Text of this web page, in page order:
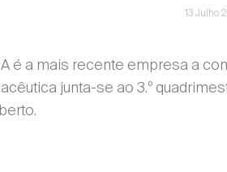
13 Julho
é a mais recente empresa a
junta-se ao 3.º